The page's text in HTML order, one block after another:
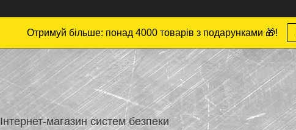
Отримуй більше: понад 4000 товарів з подарунками 🎁!
Інтернет-магазин систем безпеки